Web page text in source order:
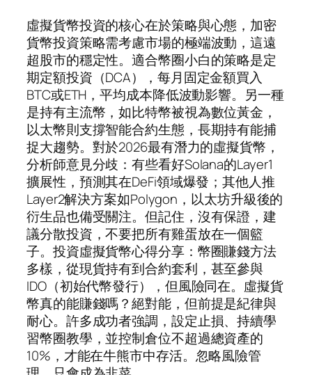
虛擬貨幣投資的核心在於策略與心態，加密
貨幣投資策略需考慮市場的極端波動，這遠
超股市的穩定性。適合幣圈小白的策略是定
期定額投資（DCA），每月固定金額買入
BTC或ETH，平均成本降低波動影響。另一種
是持有主流幣，如比特幣被視為數位黃金，
以太幣則支撐智能合約生態，長期持有能捕
捉大趨勢。對於2026最有潛力的虛擬貨幣，
分析師意見分歧：有些看好Solana的Layer1
擴展性，預測其在DeFi領域爆發；其他人推
Layer2解決方案如Polygon，以太坊升級後的
衍生品也備受關注。但記住，沒有保證，建
議分散投資，不要把所有雞蛋放在一個籃
子。投資虛擬貨幣心得分享：幣圈賺錢方法
多樣，從現貨持有到合約套利，甚至參與
IDO（初始代幣發行），但風險同在。虛擬貨
幣真的能賺錢嗎？絕對能，但前提是紀律與
耐心。許多成功者強調，設定止損、持續學
習幣圈教學，並控制倉位不超過總資產的
10%，才能在牛熊市中存活。忽略風險管